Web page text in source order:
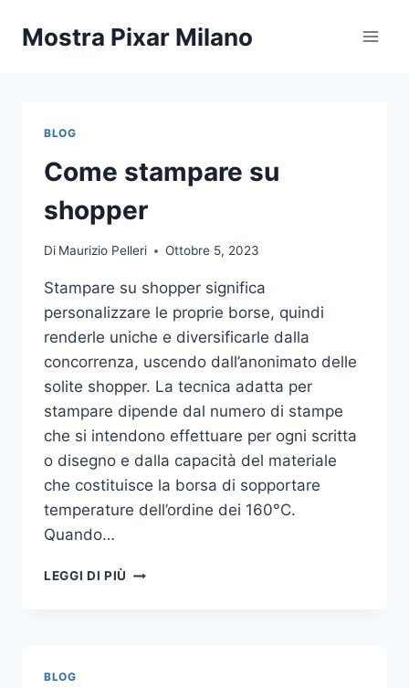
Mostra Pixar Milano
BLOG
Come stampare su
shopper
Di Maurizio Pelleri Ottobre 5, 2023
Stampare su shopper significa
personalizzare le proprie borse, quindi
renderle uniche e diversificarle dalla
concorrenza, uscendo dall’anonimato delle
solite shopper. La tecnica adatta per
stampare dipende dal numero di stampe
che si intendono effettuare per ogni scritta
o disegno e dalla capacità del materiale
che costituisce la borsa di sopportare
temperature dell’ordine dei 160°C.
Quando…
LEGGI DI PIÙ COME
BLOG